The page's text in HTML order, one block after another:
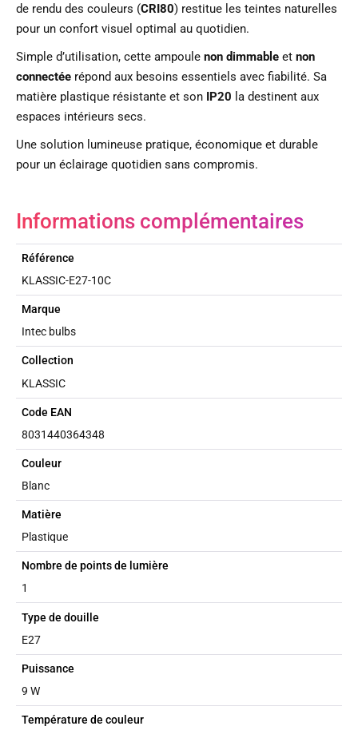
de rendu des couleurs (CRI80) restitue les teintes naturelles
pour un confort visuel optimal au quotidien.
Simple d’utilisation, cette ampoule non dimmable et non
connectée répond aux besoins essentiels avec fiabilité. Sa
matière plastique résistante et son IP20 la destinent aux
espaces intérieurs secs.
Une solution lumineuse pratique, économique et durable
pour un éclairage quotidien sans compromis.
Informations complémentaires
Référence
KLASSIC-E27-10C
Marque
Intec bulbs
Collection
KLASSIC
Code EAN
8031440364348
Couleur
Blanc
Matière
Plastique
Nombre de points de lumière
1
Type de douille
E27
Puissance
9 W
Température de couleur